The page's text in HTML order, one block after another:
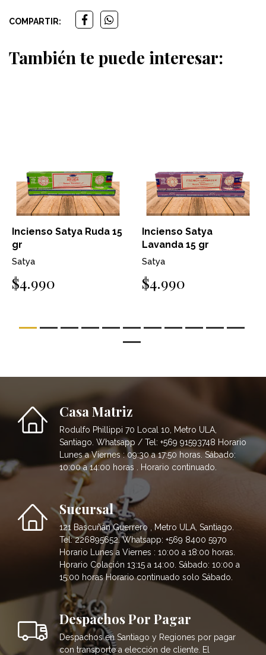
COMPARTIR:
También te puede interesar:
Incienso Satya Ruda 15
gr
Satya
$4.990
Incienso Satya
Lavanda 15 gr
Satya
$4.990
Casa Matriz
Rodulfo Phillippi 70 Local 10, Metro ULA,
Santiago. Whatsapp / Tel: +569 91593748 Horario
Lunes a Viernes : 09:30 a 17:50 horas. Sábado:
10:00 a 14:00 horas . Horario continuado.
Sucursal
121 Bascuñán Guerrero , Metro ULA, Santiago.
Tel: 226895652. Whatsapp: +569 8400 5970
Horario Lunes a Viernes : 10:00 a 18:00 horas.
Horario Colación 13:15 a 14:00. Sábado: 10:00 a
15:00 horas Horario continuado solo Sábado.
Despachos Por Pagar
Despachos en Santiago y Regiones por pagar
con transporte a elección de cliente. El